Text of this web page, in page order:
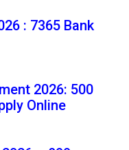
: 7365 Bank
2026: 500
Online